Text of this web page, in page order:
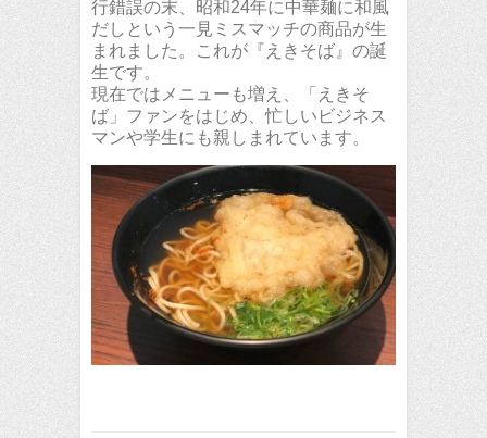
行錯誤の末、昭和24年に中華麺に和風
だしという一見ミスマッチの商品が生
まれました。これが『えきそば』の誕
生です。
現在ではメニューも増え、「えきそ
ば」ファンをはじめ、忙しいビジネス
マンや学生にも親しまれています。